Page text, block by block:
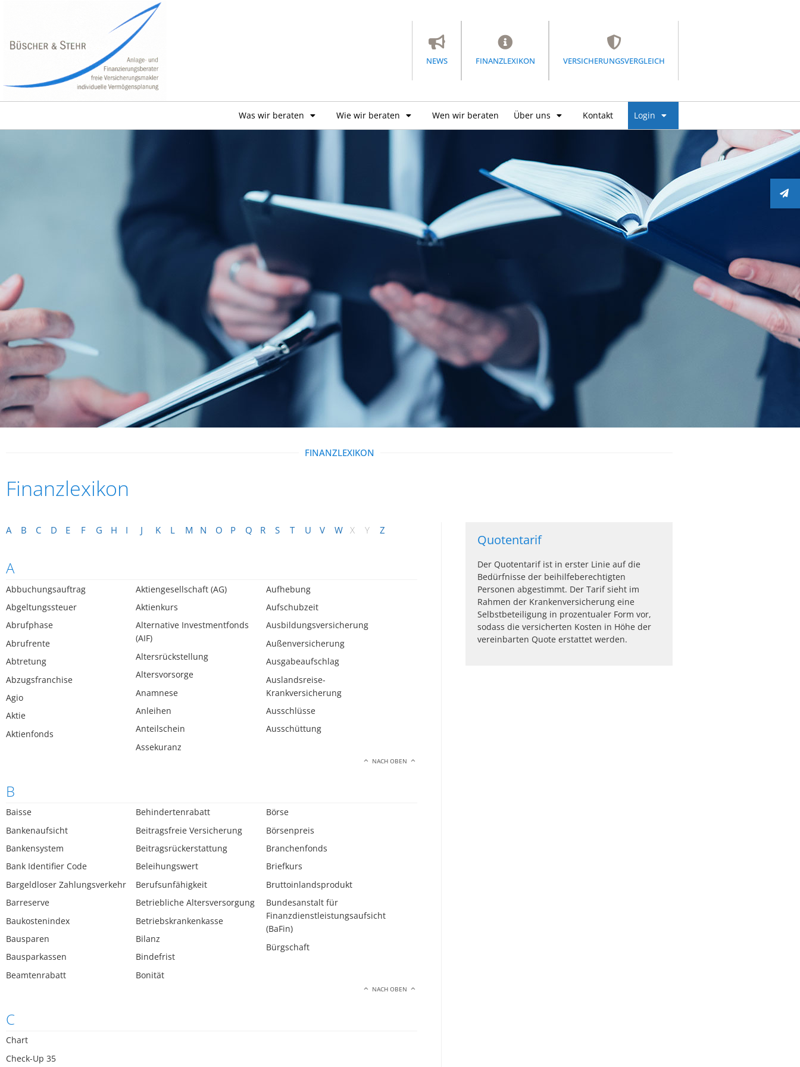
NEWS FINANZLEXIKON VERSICHERUNGSVERGLEICH
Was wir beraten Wie wir beraten Wen wir beraten Über uns Kontakt Login
FINANZLEXIKON
Finanzlexikon
A B C D E F G H I J K L M N O P Q R S T U V W X Y Z
A
Abbuchungsauftrag
Abgeltungssteuer
Abrufphase
Abrufrente
Abtretung
Abzugsfranchise
Agio
Aktie
Aktienfonds
Aktiengesellschaft (AG)
Aktienkurs
Alternative Investmentfonds
(AIF)
Altersrückstellung
Altersvorsorge
Anamnese
Anleihen
Anteilschein
Assekuranz
Aufhebung
Aufschubzeit
Ausbildungsversicherung
Außenversicherung
Ausgabeaufschlag
Auslandsreise-
Krankversicherung
Ausschlüsse
Ausschüttung
NACH OBEN
B
Baisse
Bankenaufsicht
Bankensystem
Bank Identifier Code
Bargeldloser Zahlungsverkehr
Barreserve
Baukostenindex
Bausparen
Bausparkassen
Beamtenrabatt
Behindertenrabatt
Beitragsfreie Versicherung
Beitragsrückerstattung
Beleihungswert
Berufsunfähigkeit
Betriebliche Altersversorgung
Betriebskrankenkasse
Bilanz
Bindefrist
Bonität
Börse
Börsenpreis
Branchenfonds
Briefkurs
Bruttoinlandsprodukt
Bundesanstalt für
Finanzdienstleistungsaufsicht
(BaFin)
Bürgschaft
NACH OBEN
C
Chart
Check-Up 35
Quotentarif
Der Quotentarif ist in erster Linie auf die
Bedürfnisse der beihilfeberechtigten
Personen abgestimmt. Der Tarif sieht im
Rahmen der Krankenversicherung eine
Selbstbeteiligung in prozentualer Form vor,
sodass die versicherten Kosten in Höhe der
vereinbarten Quote erstattet werden.